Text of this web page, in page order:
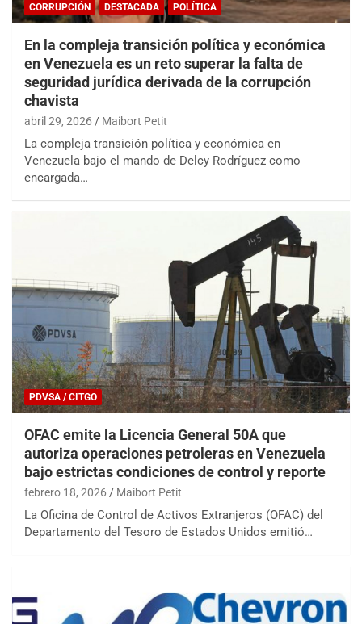
CORRUPCIÓN DESTACADA POLÍTICA
En la compleja transición política y económica
en Venezuela es un reto superar la falta de
seguridad jurídica derivada de la corrupción
chavista
abril 29, 2026 Maibort Petit
La compleja transición política y económica en
Venezuela bajo el mando de Delcy Rodríguez como
encargada…
PDVSA / CITGO
OFAC emite la Licencia General 50A que
autoriza operaciones petroleras en Venezuela
bajo estrictas condiciones de control y reporte
febrero 18, 2026 Maibort Petit
La Oficina de Control de Activos Extranjeros (OFAC) del
Departamento del Tesoro de Estados Unidos emitió…